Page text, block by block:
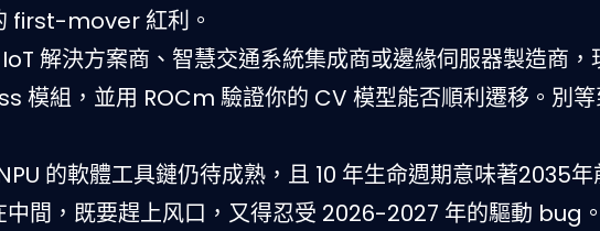
first-mover 紅利。
解決方案商、智慧交通系統集成商或邊緣伺服器製造商，
模組，並用 ROCm 驗證你的 CV 模型能否順利遷移。別
的軟體工具鏈仍待成熟，且 10 年生命週期意味著2035
間，既要趕上风口，又得忍受 2026-2027 年的驅動 bug